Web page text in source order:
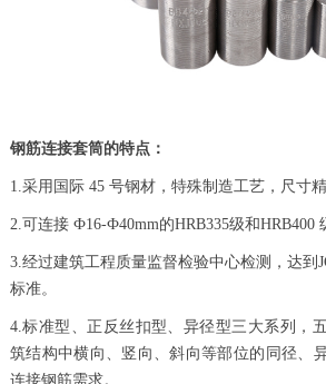
钢筋连接套筒的特点：
1.采用国际 45 号钢材，特殊制造工艺，尺寸
2.可连接 Ф16-Ф40mm的HRB335级和HRB400
3.经过建筑工程质量监督检验中心检测，达到
标准。
4.标准型、正反丝扣型、异径型三大系列，
筑结构中横向、竖向、斜向等部位的同径、
连接钢筋需求。